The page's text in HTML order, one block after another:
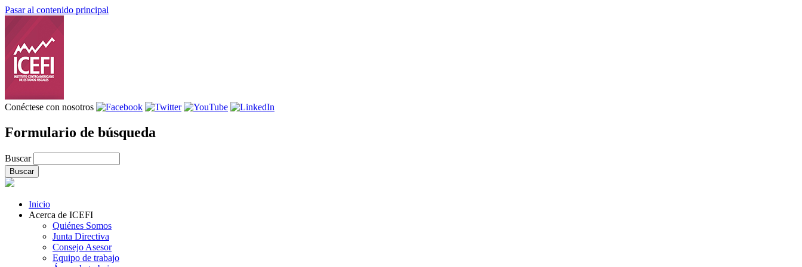
Pasar al contenido principal
Conéctese con nosotros
Formulario de búsqueda
Buscar
Inicio
Acerca de ICEFI
Quiénes Somos
Junta Directiva
Consejo Asesor
Equipo de trabajo